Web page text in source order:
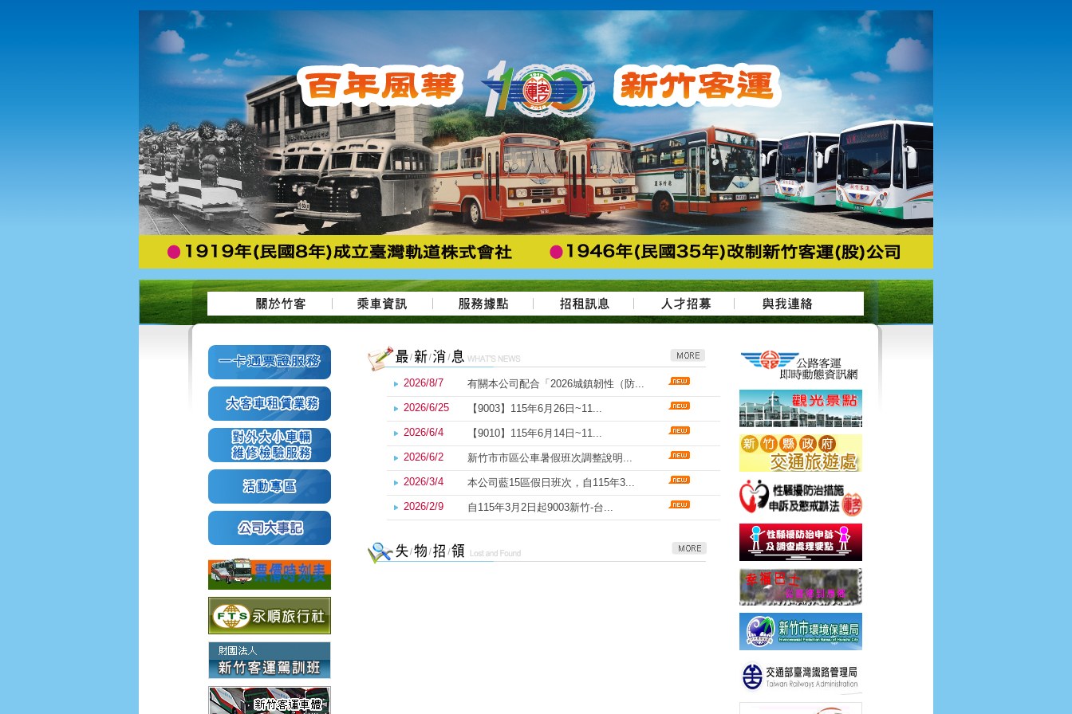
2026/8/7
有關本公司配合「2026城鎮韌性（防...
2026/6/25
【9003】115年6月26日~11...
2026/6/4
【9010】115年6月14日~11...
2026/6/2
新竹市市區公車暑假班次調整說明...
2026/3/4
本公司藍15區假日班次，自115年3...
2026/2/9
自115年3月2日起9003新竹-台...